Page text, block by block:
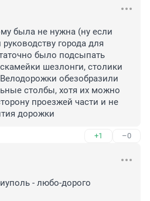
была не нужна (ну если
города для
было подсыпать
шезлонги, столики
обезобразили
столбы, хотя их можно
проезжей части и не
дорожки
+1 –0
- любо-дорого